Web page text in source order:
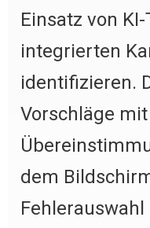
Einsatz von
integrierten
identifizieren.
Vorschläge
dem